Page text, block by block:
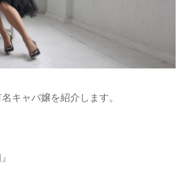
キャバ嬢を紹介します。